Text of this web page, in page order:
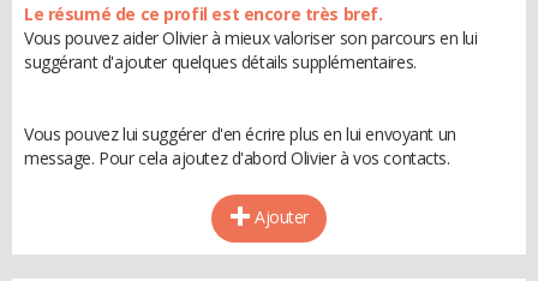
Le résumé de ce profil est encore très bref.
Vous pouvez aider Olivier à mieux valoriser son parcours en lui
suggérant d'ajouter quelques détails supplémentaires.
Vous pouvez lui suggérer d'en écrire plus en lui envoyant un
message. Pour cela ajoutez d'abord Olivier à vos contacts.
Ajouter